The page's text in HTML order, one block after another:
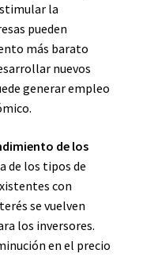
la
pueden
más barato
nuevos
generar empleo
de los
de los tipos de
con
se vuelven
los inversores.
en el precio